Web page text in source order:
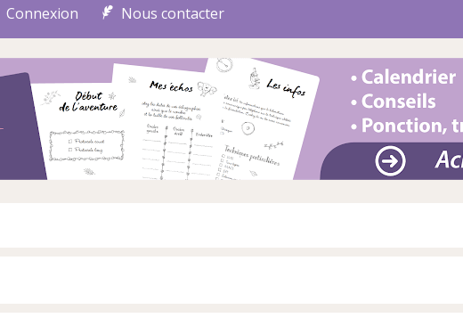
Connexion Nous contacter